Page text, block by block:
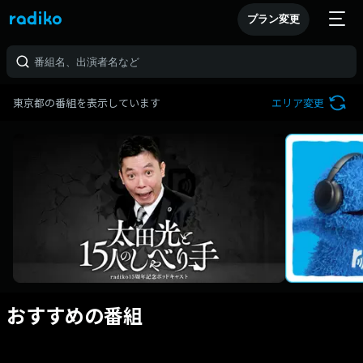
プラン変更
東京都の番組を表示しています エリア変更
おすすめの番組